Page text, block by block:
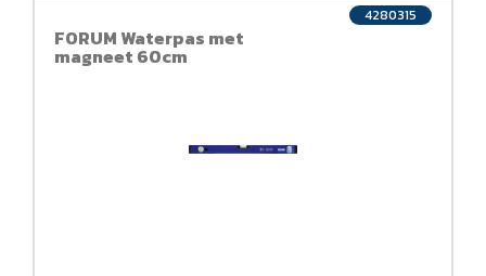
FORUM Waterpas met
magneet 60cm
4280315